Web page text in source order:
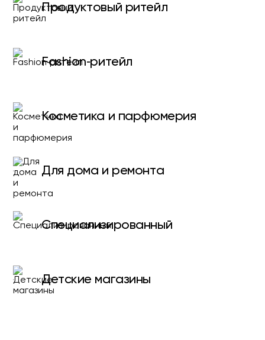
Продуктовый ритейл
Fashion‑ритейл
Косметика и парфюмерия
Для дома и ремонта
Специализированный
Детские магазины